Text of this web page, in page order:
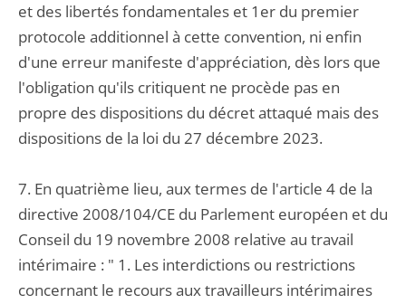
et des libertés fondamentales et 1er du premier
protocole additionnel à cette convention, ni enfin
d'une erreur manifeste d'appréciation, dès lors que
l'obligation qu'ils critiquent ne procède pas en
propre des dispositions du décret attaqué mais des
dispositions de la loi du 27 décembre 2023.
7. En quatrième lieu, aux termes de l'article 4 de la
directive 2008/104/CE du Parlement européen et du
Conseil du 19 novembre 2008 relative au travail
intérimaire : " 1. Les interdictions ou restrictions
concernant le recours aux travailleurs intérimaires